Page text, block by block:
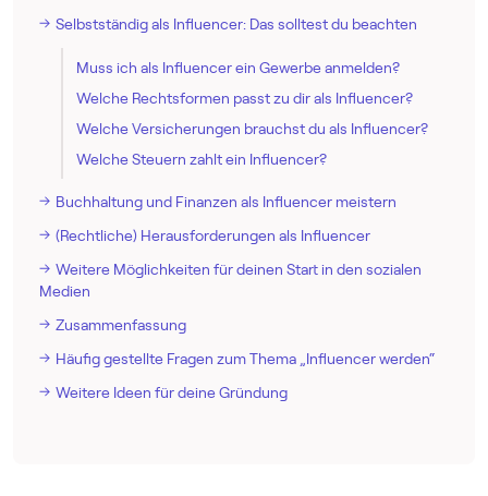
Selbstständig als Influencer: Das solltest du beachten
Muss ich als Influencer ein Gewerbe anmelden?
Welche Rechtsformen passt zu dir als Influencer?
Welche Versicherungen brauchst du als Influencer?
Welche Steuern zahlt ein Influencer?
Buchhaltung und Finanzen als Influencer meistern
(Rechtliche) Herausforderungen als Influencer
Weitere Möglichkeiten für deinen Start in den sozialen
Medien
Zusammenfassung
Häufig gestellte Fragen zum Thema „Influencer werden“
Weitere Ideen für deine Gründung